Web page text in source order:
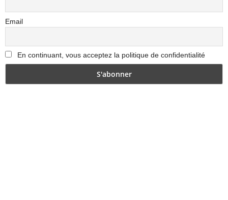
Email
En continuant, vous acceptez la politique de confidentialité